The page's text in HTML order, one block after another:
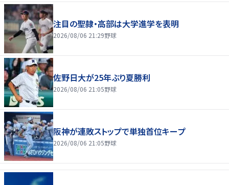
注目の聖隷・高部は大学進学を表明
2026/08/06 21:29野球
佐野日大が25年ぶり夏勝利
2026/08/06 21:05野球
阪神が連敗ストップで単独首位キープ
2026/08/06 21:05野球